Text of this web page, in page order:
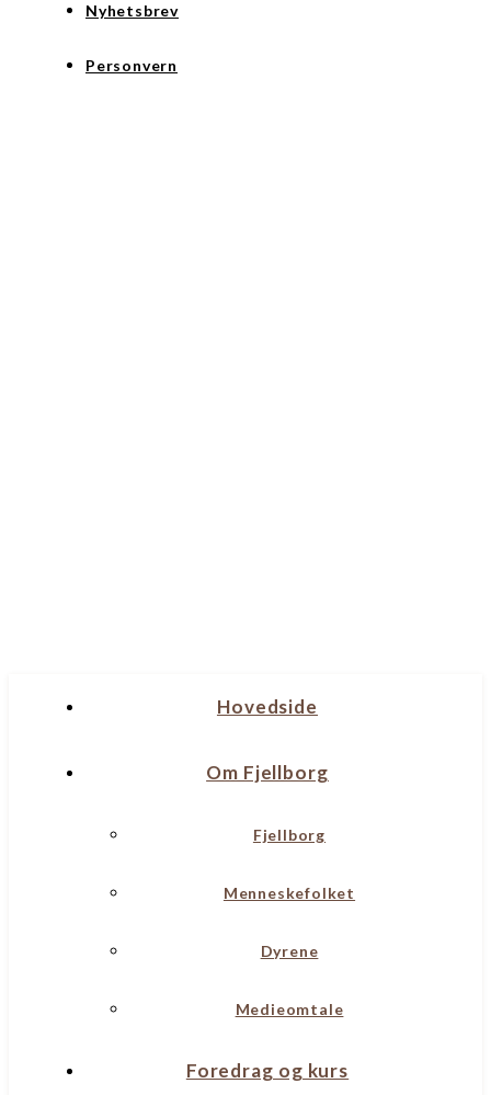
Nyhetsbrev
Personvern
Hovedside
Om Fjellborg
Fjellborg
Menneskefolket
Dyrene
Medieomtale
Foredrag og kurs